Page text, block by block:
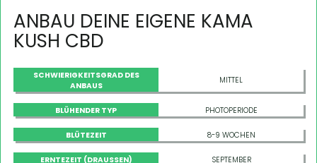
ANBAU DEINE EIGENE KAMA
KUSH CBD
SCHWIERIGKEITSGRAD DES
ANBAUS
MITTEL
BLÜHENDER TYP PHOTOPERIODE
BLÜTEZEIT 8-9 WOCHEN
ERNTEZEIT (DRAUSSEN) SEPTEMBER